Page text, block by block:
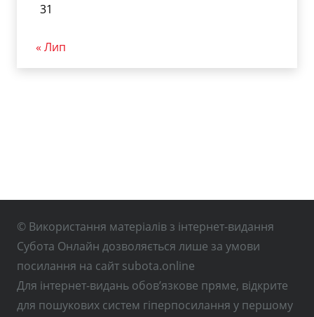
31
« Лип
© Використання матеріалів з інтернет-видання
Субота Онлайн дозволяється лише за умови
посилання на сайт subota.online
Для інтернет-видань обов’язкове пряме, відкрите
для пошукових систем гіперпосилання у першому